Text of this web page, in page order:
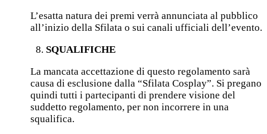
L’esatta natura dei premi verrà annunciata al pubblico
all’inizio della Sfilata o sui canali ufficiali dell’evento.
SQUALIFICHE
La mancata accettazione di questo regolamento sarà
causa di esclusione dalla “Sfilata Cosplay”. Si pregano
quindi tutti i partecipanti di prendere visione del
suddetto regolamento, per non incorrere in una
squalifica.